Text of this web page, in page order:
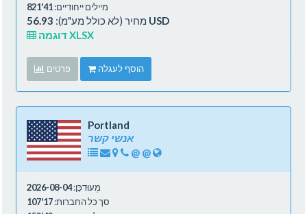
מיילים ייחודיים:41'821
מחיר (לא כולל מע"מ): 56.93 USD
דוגמה XLSX
פרטים הוסף לעגלה
Portland
אנשי קשר
@ @
מְעוּדכָּן:2026-08-04
סך כל החברות:17'107